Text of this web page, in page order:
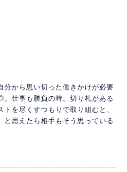
分から思い切った働きかけが必要
仕事も勝負の時。切り札がある
を尽くすつもりで取り組むと、
と思えたら相手もそう思っている